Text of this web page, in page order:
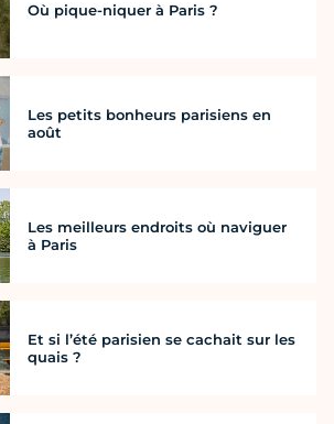
Où pique-niquer à Paris ?
Les petits bonheurs parisiens en
août
Les meilleurs endroits où naviguer
à Paris
Et si l’été parisien se cachait sur les
quais ?